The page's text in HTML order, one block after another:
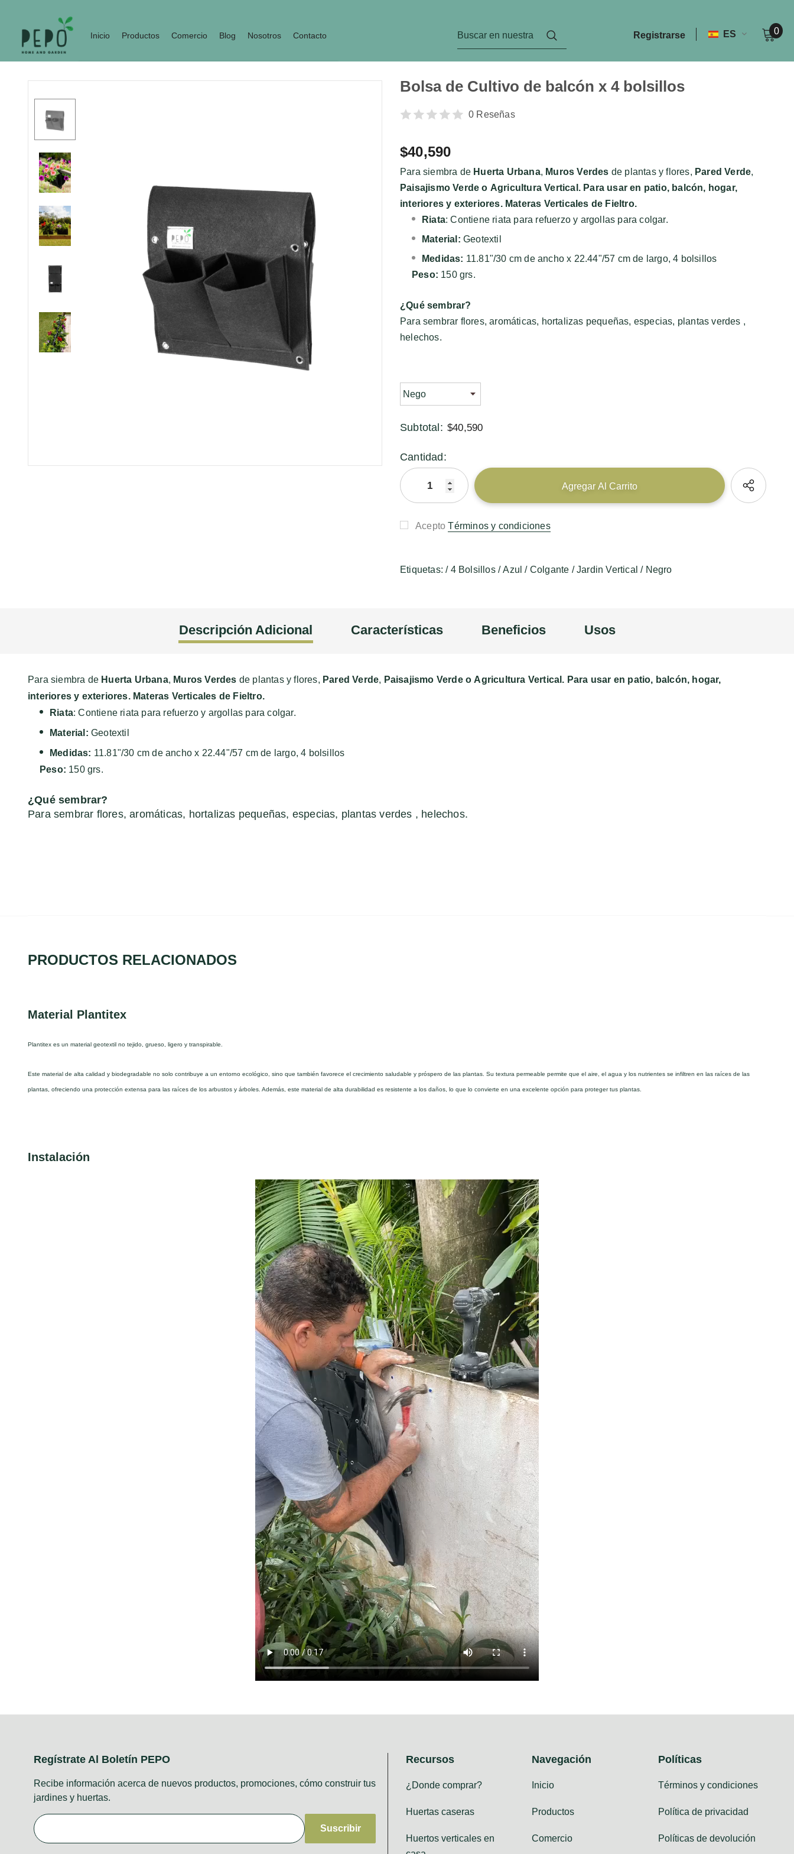
Inicio Productos Comercio Blog Nosotros Contacto Registrarse ES 0
Bolsa de Cultivo de balcón x 4 bolsillos
0 Reseñas
$40,590
Para siembra de Huerta Urbana, Muros Verdes de plantas y flores, Pared Verde,
Paisajismo Verde o Agricultura Vertical . Para usar en patio, balcón, hogar,
interiores y exteriores. Materas Verticales de Fieltro.
Riata: Contiene riata para refuerzo y argollas para colgar.
Material: Geotextil
Medidas: 11.81"/30 cm de ancho x 22.44"/57 cm de largo, 4 bolsillos
Peso: 150 grs.
¿Qué sembrar?
Para sembrar flores, aromáticas, hortalizas pequeñas, especias, plantas verdes ,
helechos.
Subtotal: $40,590
Cantidad:
Acepto Términos y condiciones
Etiquetas: / 4 Bolsillos / Azul / Colgante / Jardin Vertical / Negro
Descripción Adicional Características Beneficios Usos
Para siembra de Huerta Urbana, Muros Verdes de plantas y flores, Pared Verde, Paisajismo Verde o Agricultura Vertical . Para usar en patio, balcón, hogar,
interiores y exteriores. Materas Verticales de Fieltro.
Riata: Contiene riata para refuerzo y argollas para colgar.
Material: Geotextil
Medidas: 11.81"/30 cm de ancho x 22.44"/57 cm de largo, 4 bolsillos
Peso: 150 grs.
¿Qué sembrar?
Para sembrar flores, aromáticas, hortalizas pequeñas, especias, plantas verdes , helechos.
PRODUCTOS RELACIONADOS
Material Plantitex
Plantitex es un material geotextil no tejido, grueso, ligero y transpirable.
Este material de alta calidad y biodegradable no solo contribuye a un entorno ecológico, sino que también favorece el crecimiento saludable y próspero de las plantas. Su textura permeable permite que el aire, el agua y los nutrientes se infiltren en las raíces de las
plantas, ofreciendo una protección extensa para las raíces de los arbustos y árboles. Además, este material de alta durabilidad es resistente a los daños, lo que lo convierte en una excelente opción para proteger tus plantas.
Instalación
Regístrate Al Boletín PEPO
Recibe información acerca de nuevos productos, promociones, cómo construir tus
jardines y huertas.
Recursos
¿Donde comprar?
Huertas caseras
Huertos verticales en
Navegación
Inicio
Productos
Comercio
Políticas
Términos y condiciones
Política de privacidad
Políticas de devolución